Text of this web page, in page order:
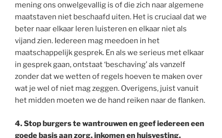
mening ons onwelgevallig is of die zich naar algemene
maatstaven niet beschaafd uiten. Het is cruciaal dat we
beter naar elkaar leren luisteren en elkaar niet als
vijand zien. Iedereen mag meedoen in het
maatschappelijk gesprek. En als we serieus met elkaar
in gesprek gaan, ontstaat ‘beschaving’ als vanzelf
zonder dat we wetten of regels hoeven te maken over
wat je wel of niet mag zeggen. Overigens, juist vanuit
het midden moeten we de hand reiken naar de flanken.
4. Stop burgers te wantrouwen en geef iedereen een
goede basis aan zorg, inkomen en huisvesting.